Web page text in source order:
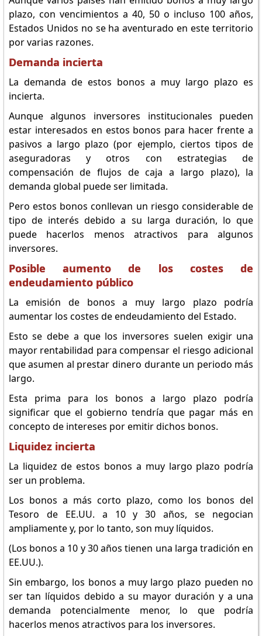
plazo, con vencimientos a 40, 50 o incluso 100 años,
Estados Unidos no se ha aventurado en este territorio
por varias razones.
Demanda incierta
La demanda de estos bonos a muy largo plazo es
incierta.
Aunque algunos inversores institucionales pueden
estar interesados en estos bonos para hacer frente a
pasivos a largo plazo (por ejemplo, ciertos tipos de
aseguradoras y otros con estrategias de
compensación de flujos de caja a largo plazo), la
demanda global puede ser limitada.
Pero estos bonos conllevan un riesgo considerable de
tipo de interés debido a su larga duración, lo que
puede hacerlos menos atractivos para algunos
inversores.
Posible aumento de los costes de
endeudamiento público
La emisión de bonos a muy largo plazo podría
aumentar los costes de endeudamiento del Estado.
Esto se debe a que los inversores suelen exigir una
mayor rentabilidad para compensar el riesgo adicional
que asumen al prestar dinero durante un periodo más
largo.
Esta prima para los bonos a largo plazo podría
significar que el gobierno tendría que pagar más en
concepto de intereses por emitir dichos bonos.
Liquidez incierta
La liquidez de estos bonos a muy largo plazo podría
ser un problema.
Los bonos a más corto plazo, como los bonos del
Tesoro de EE.UU. a 10 y 30 años, se negocian
ampliamente y, por lo tanto, son muy líquidos.
(Los bonos a 10 y 30 años tienen una larga tradición en
EE.UU.).
Sin embargo, los bonos a muy largo plazo pueden no
ser tan líquidos debido a su mayor duración y a una
demanda potencialmente menor, lo que podría
hacerlos menos atractivos para los inversores.